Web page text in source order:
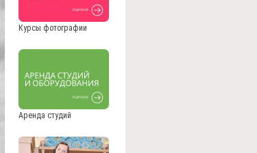
Курсы фотографии
Аренда студий